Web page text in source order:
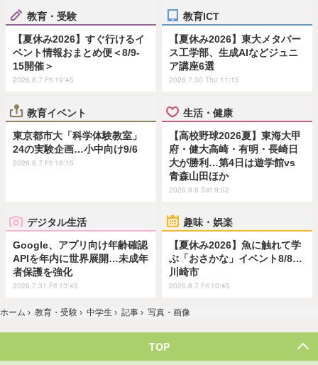
教育・受験
【夏休み2026】すぐ行けるイ
ベント情報おまとめ便＜8/9-
15開催＞
2026.8.7 Fri 19:45
教育ICT
【夏休み2026】東大メタバー
ス工学部、生成AIなどジュニ
ア講座6選
2026.7.30 Thu 11:15
教育イベント
東京都市大「科学体験教室」
24の実験企画…小中向け9/6
2026.8.7 Fri 18:15
生活・健康
【高校野球2026夏】東海大甲
府・健大高崎・有明・長崎日
大が勝利…第4日は遊学館vs
青森山田ほか
2026.8.8 Sat 9:52
デジタル生活
Google、アプリ向け年齢確認
APIを年内に世界展開…未成年
者保護を強化
2026.7.31 Fri 13:45
趣味・娯楽
【夏休み2026】魚に触れて学
ぶ「おさかな」イベント8/8…
川崎市
2026.8.7 Fri 10:45
ホーム › 教育・受験 › 中学生 › 記事 › 写真・画像
TOP